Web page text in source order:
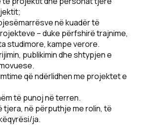
në kuadër të
– duke përfshirë trajnime,
studimore, kampe verore.
publikimin dhe shtypjen e
që ndërlidhen me projektet e
të punoj në terren.
tjera, në përputhje me rolin, të
ja.